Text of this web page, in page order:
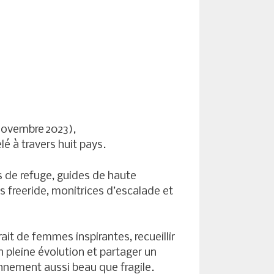
2023),
à travers huit pays.
de refuge, guides de haute
freeride, monitrices d’escalade et
de femmes inspirantes, recueillir
pleine évolution et partager un
aussi beau que fragile.